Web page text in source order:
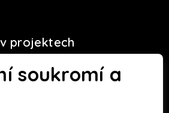
soukromí a
projektech